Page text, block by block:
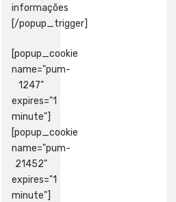
informações
[/popup_trigger]
[popup_cookie
name="pum-
1247"
expires="1
minute"]
[popup_cookie
name="pum-
21452"
expires="1
minute"]